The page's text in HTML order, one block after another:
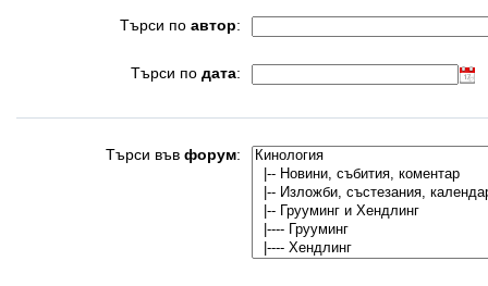
Търси по автор:
Търси по дата:
Търси във форум: